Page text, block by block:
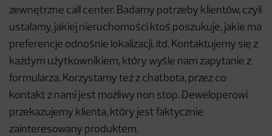
zewnętrzne call center. Badamy potrzeby klientów, czyli
ustalamy, jakiej nieruchomości ktoś poszukuje, jakie ma
preferencje odnośnie lokalizacji, itd. Kontaktujemy się z
każdym użytkownikiem, który wyśle nam zapytanie z
formularza. Korzystamy też z chatbota, przez co
kontakt z nami jest możliwy non stop. Deweloperowi
przekazujemy klienta, który jest faktycznie
zainteresowany produktem.